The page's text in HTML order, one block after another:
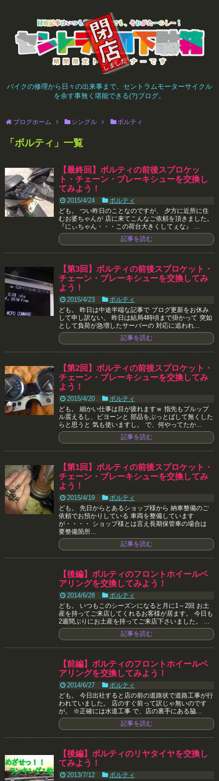
バイクの修理から日々の出来事まで、セントラムモーターサイクル
を余す事無く堪能できる(?)ブログ。
ブログホーム シングル ボルティ
「 ボルティ 」 一覧
【最終回】ボルティの前後スプロケッ
ト・チェーン・ブレーキシューを交換し
てみよう！
2015/4/24
ボルティ
ども。 つい昨日のことなのですが、 夕方に近所に住
むお婆ちゃんが 店に来てこんなご依頼を頂きました。
『にぃちゃん・・・この荷台大きくしてぇな』 ...
記事を読む
【第3回】ボルティの前後スプロケット・
チェーン・ブレーキシューを交換してみ
よう！
2015/4/23
ボルティ
ども。 昨日は中途半端な記事で ブログ更新をお休み
して申し訳ない。 昨日は結局4時頃まで掛かって 突如
として負荷が急増したサーバーの 対応に追われ...
記事を読む
【第2回】ボルティの前後スプロケット・
チェーン・ブレーキシューを交換してみ
よう！
2015/4/20
ボルティ
ども。 細かい仕事は目が疲れますｗ 指先もプルップ
ル震えるし、ビヨーンと 部品をぶっとばして無くした
らと思うと 気も使いますし。 で、何やってたか...
記事を読む
【第1回】ボルティの前後スプロケット・
チェーン・ブレーキシューを交換してみ
よう！
2015/4/19
ボルティ
ども。 先日からとあるショップ様から 納車整備のご
依頼でお預かりしている 車両を整備しています
が・・・・ ショップ様とは言え長期保管車の場合は
要整備箇所...
記事を読む
【後編】ボルティのフロントホイールベ
アリングを交換してみよう！
2014/6/28
ボルティ
ども。 いつもこのシーズンになると月に1～2回 お土
産を持ってご来店してくれるお客様が居ます。 今日も
2週間ぶりにお土産を持ってご来店下さいました。 ...
記事を読む
【前編】ボルティのフロントホイールベ
アリングを交換してみよう！
2014/6/27
ボルティ
ども。 今日出社すると店の前の道路状で道路工事が行
われていました。 店のすぐ前って訳じゃ無いのです
が。 ※正確には水道工事 で、店の裏手にある脇...
記事を読む
【後編】ボルティのリヤタイヤを交換し
てみよう！
2013/7/12
ボルティ